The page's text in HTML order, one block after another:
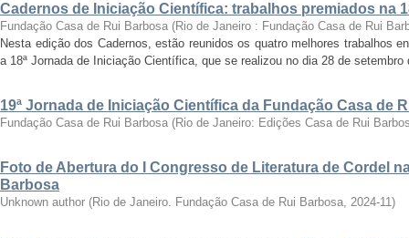
Cadernos de Iniciação Científica: trabalhos premiados na
Fundação Casa de Rui Barbosa (Rio de Janeiro : Fundação Casa de Rui
Nesta edição dos Cadernos, estão reunidos os quatro melhores trabalhos
a 18ª Jornada de Iniciação Científica, que se realizou no dia 28 de
19ª Jornada de Iniciação Científica da Fundação Casa de
Fundação Casa de Rui Barbosa (Rio de Janeiro: Edições Casa de Rui
Foto de Abertura do I Congresso de Literatura de Cordel
Barbosa
Unknown author (Rio de Janeiro. Fundação Casa de Rui Barbosa, 2024-11)